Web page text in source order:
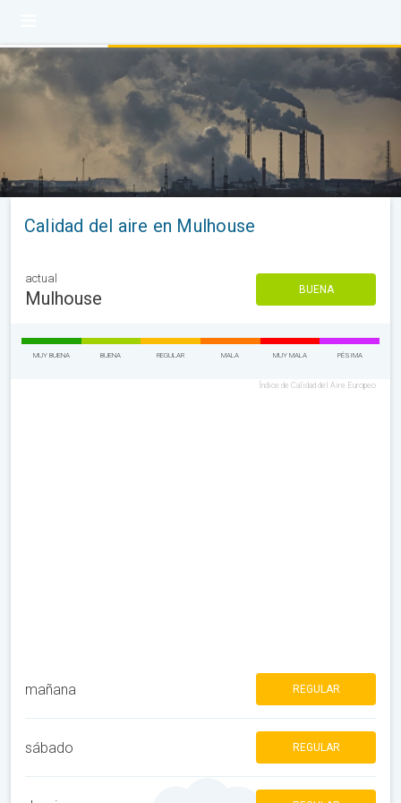
Calidad del aire en Mulhouse
actual
Mulhouse BUENA
MUY BUENA BUENA REGULAR MALA MUY MALA PÉSIMA
Índice de Calidad del Aire Europeo
mañana REGULAR
sábado REGULAR